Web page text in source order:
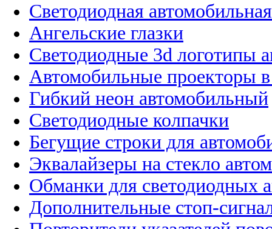
Светодиодная
Ангельские глазки
Светодиодные 3d логотипы
Автомобильные проекторы
Гибкий неон автомобильный
Светодиодные колпачки
Бегущие строки для
Эквалайзеры на стекло
Обманки для светодиодных
Дополнительные стоп-